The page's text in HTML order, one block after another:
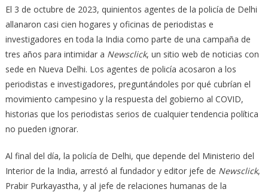
El 3 de octubre de 2023, quinientos agentes de la policía de Delhi
allanaron casi cien hogares y oficinas de periodistas e
investigadores en toda la India como parte de una campaña de
tres años para intimidar a Newsclick, un sitio web de noticias con
sede en Nueva Delhi. Los agentes de policía acosaron a los
periodistas e investigadores, preguntándoles por qué cubrían el
movimiento campesino y la respuesta del gobierno al COVID,
historias que los periodistas serios de cualquier tendencia política
no pueden ignorar.
Al final del día, la policía de Delhi, que depende del Ministerio del
Interior de la India, arrestó al fundador y editor jefe de Newsclick,
Prabir Purkayastha, y al jefe de relaciones humanas de la